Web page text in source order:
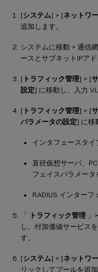
[システム] > [ネットワ
追加します。
システムに移動 > 通信
ースとサブネットIPア
[ トラフィック管理] > [
設定] に移動し、入力
[ トラフィック管理] > [
パラメータの設定] に移
インタフェースタイ
直径仮想サーバ、
フェイスパラメータ
RADIUS インターフ
「 トラフィック管理 」
し、付加価値サービス
す。
[システム] > [ネットワ
リックしてプールを追